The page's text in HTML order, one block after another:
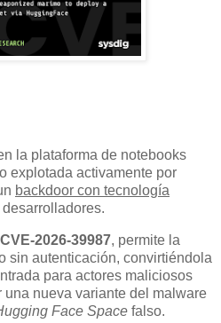
la plataforma de notebooks
explotada activamente por
backdoor con tecnología
CVE-2026-39987, permite la
sin autenticación, convirtiéndola
para actores maliciosos
nueva variante del malware
Face Space falso.